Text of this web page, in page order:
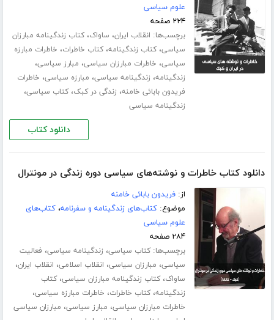
علوم سیاسی
۲۲۴ صفحه
برچسب‌ها: انقلاب ایران، ساواک،کتاب زندگینامه مبارزان
سیاسی،کتاب زندگینامه،کتاب خاطرات، خاطرات مبارزه
سیاسی، خاطرات مبارزان سیاسی، مبارز سیاسی،
زندگینامه، زندگینامه سیاسی، مبارزه سیاسی، خاطرات
فریدون بابائی خامنه، زندگی در کبک،کتاب سیاسی،
زندگینامه سیاسی
دانلود کتاب
دانلود کتاب خاطرات و نوشته‌های سیاسی دوره زندگی در مونترال
از:فریدون بابائی خامنه
موضوع:کتاب‌های زندگینامه و سفرنامه،کتاب‌های
علوم سیاسی
۲۸۴ صفحه
برچسب‌ها:کتاب سیاسی، زندگینامه سیاسی، فعالیت
سیاسی، مبارزان سیاسی، انقلاب اسلامی، انقلاب ایران،
ساواک،کتاب زندگینامه مبارزان سیاسی،کتاب
زندگینامه،کتاب خاطرات، خاطرات مبارزه سیاسی،
خاطرات مبارزان سیاسی، مبارز سیاسی، مبارزان سیاسی